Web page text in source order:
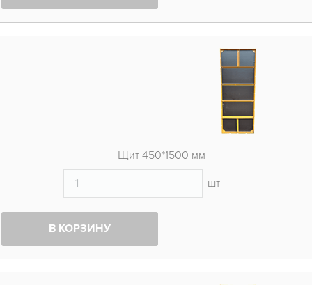
Щит 450*1500 мм
шт
В КОРЗИНУ